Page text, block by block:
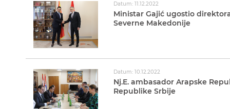
Datum: 11.12.2022
Ministar Gajić ugostio
Severne Makedonije
Datum: 10.12.2022
Nj.E. ambasador Arapske
Republike Srbije